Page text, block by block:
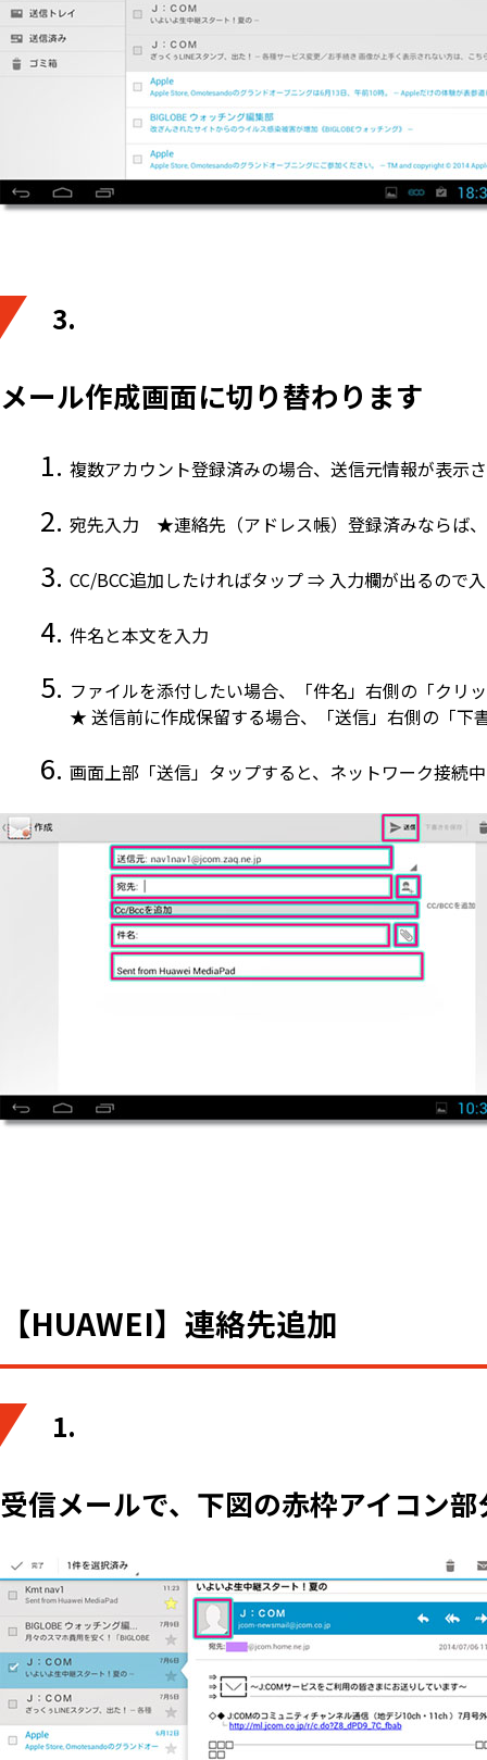
3.
メール作成画面に切り替わります
複数アカウント登録済みの場合、送信元情報が表示
宛先入力 ★連絡先（アドレス帳）登録済みならば
CC/BCC追加したければタップ ⇒ 入力欄が出るので
件名と本文を入力
ファイルを添付したい場合、「件名」右側の「クリ
★ 送信前に作成保留する場合、「送信」右側の「下
画面上部「送信」タップすると、ネットワーク接続
【HUAWEI】連絡先追加
1.
受信メールで、下図の赤枠アイコン